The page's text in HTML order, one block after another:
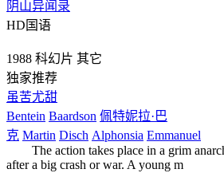
阴山异闻录
HD国语
1988 科幻片 其它
独家推荐
虽苦尤甜
Bentein Baardson 佩特妮拉·巴
克 Martin Disch Alphonsia Emmanuel
The action takes place in a grim
after a big crash or war. A young m